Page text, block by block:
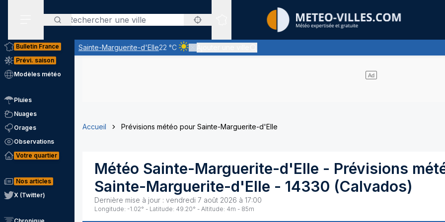
Rechercher
Sites expertis&eacute;s
Sainte-Marguerite-d'Elle22 °C
Ciel clair - quasiment pas de nuages et un soleil omniprésent
Bulletin France
Prévi. saison
Modèles météo
Pluies
Nuages
Orages
Observations
Votre quartier
Nos articles
X (Twitter)
Accueil Prévisions météo pour Sainte-Marguerite-d'Elle
Météo Sainte-Marguerite-d'Elle - Prévisions
Sainte-Marguerite-d'Elle - 14330 (Calvados)
Dernière mise à jour : vendredi 7 août 2026 à 17:00
Longitude: -1.02° - Latitude: 49.20° - Altitude: 4m - 85m